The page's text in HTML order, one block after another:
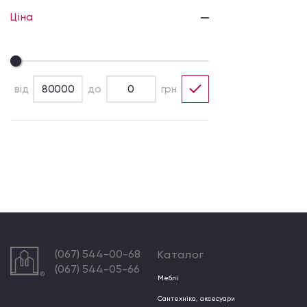
Ціна
від до грн
(067) 544-00-68
(067) 544-05-66
Каталог
Меблі
Сантехніка, аксесуари